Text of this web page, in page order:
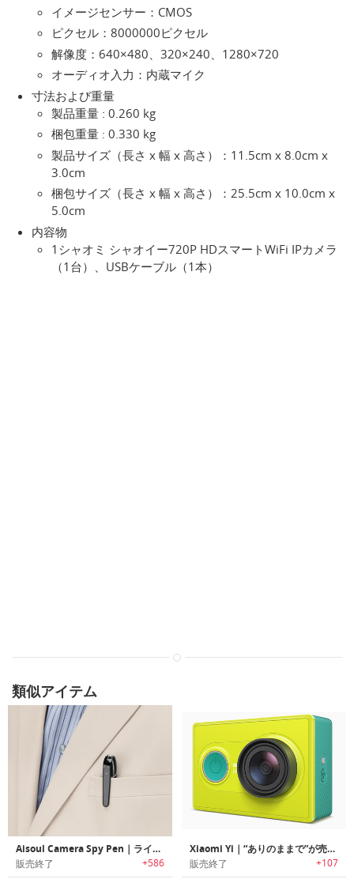
イメージセンサー：CMOS
ピクセル：8000000ピクセル
解像度：640×480、320×240、1280×720
オーディオ入力：内蔵マイク
寸法および重量
製品重量 : 0.260 kg
梱包重量 : 0.330 kg
製品サイズ（長さ x 幅 x 高さ）：11.5cm x 8.0cm x
3.0cm
梱包サイズ（長さ x 幅 x 高さ）：25.5cm x 10.0cm x
5.0cm
内容物
1シャオミ シャオイー720P HDスマートWiFi IPカメラ
（1台）、USBケーブル（1本）
類似アイテム
Aisoul Camera Spy Pen｜ライブストリーミングビデオカメラペン
販売終了 +586
Xiaomi Yi｜“ありのままで”が売りの「シャオミ イー スポーツカメラ」
販売終了 +107